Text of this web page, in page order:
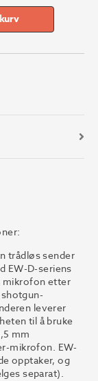
trådløs sender
EW-D-seriens
mikrofon etter
leverer
til å bruke
mm
mikrofon. EW-
opptaker, og
separat).